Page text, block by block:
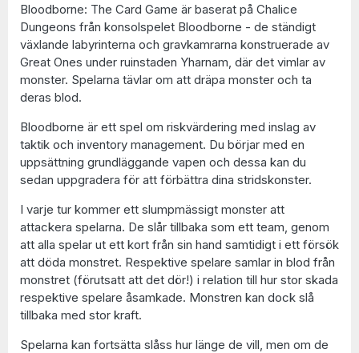
Bloodborne: The Card Game är baserat på Chalice
Dungeons från konsolspelet Bloodborne - de ständigt
växlande labyrinterna och gravkamrarna konstruerade av
Great Ones under ruinstaden Yharnam, där det vimlar av
monster. Spelarna tävlar om att dräpa monster och ta
deras blod.
Bloodborne är ett spel om riskvärdering med inslag av
taktik och inventory management. Du börjar med en
uppsättning grundläggande vapen och dessa kan du
sedan uppgradera för att förbättra dina stridskonster.
I varje tur kommer ett slumpmässigt monster att
attackera spelarna. De slår tillbaka som ett team, genom
att alla spelar ut ett kort från sin hand samtidigt i ett försök
att döda monstret. Respektive spelare samlar in blod från
monstret (förutsatt att det dör!) i relation till hur stor skada
respektive spelare åsamkade. Monstren kan dock slå
tillbaka med stor kraft.
Spelarna kan fortsätta slåss hur länge de vill, men om de